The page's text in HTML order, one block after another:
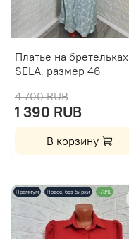
Платье на бретельках
SELA, размер 46
4 700 RUB
1 390 RUB
В корзину
Премиум Новое, без бирки -73%